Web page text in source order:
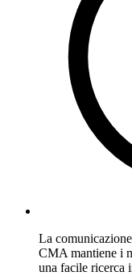
La
CMA mantiene i
una facile ricerca